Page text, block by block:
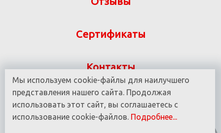
Сертификаты
Контакты
Указанная на сайте информация не является
публичной офертой ООО «ВИТ-М» УНП 190780937
© 2016 - 2025 Все права защищены.
Мы используем cookie-файлы для наилучшего
представления нашего сайта. Продолжая
использовать этот сайт, вы соглашаетесь с
использование cookie-файлов. Подробнее...